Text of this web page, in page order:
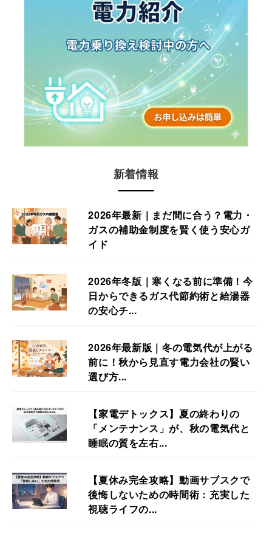
新着情報
2026年最新｜まだ間に合う？電力・
ガスの補助金制度を賢く使う安心ガ
イド
2026年冬版｜寒くなる前に準備！今
日からできるガス代節約術と給湯器
の安心チ...
2026年最新版｜冬の電気代が上がる
前に！秋から見直す電力会社の賢い
選び方...
【家電デトックス】夏の終わりの
「メンテナンス」が、秋の電気代と
睡眠の質を左右...
【夏休み完全攻略】動画サブスクで
後悔しないための時間術：充実した
視聴ライフの...